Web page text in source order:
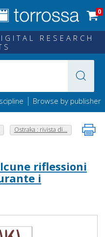
0
RESEARCH
| Browse by publisher
Ostraka : rivista di...
riflessioni
i